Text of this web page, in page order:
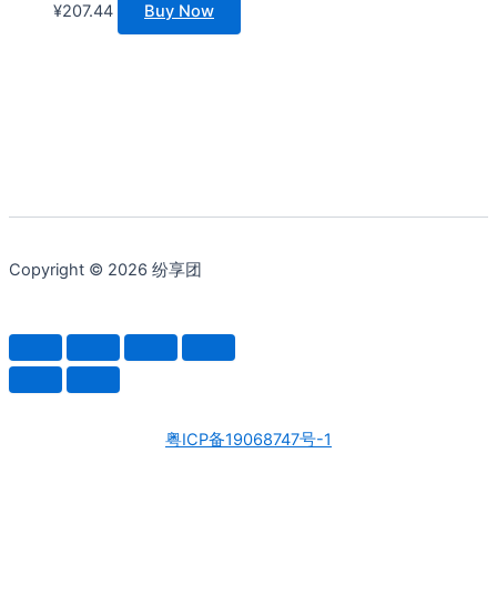
¥207.44 Buy Now
Copyright © 2026 纷享团
粤ICP备19068747号-1